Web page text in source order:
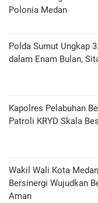
Polonia Medan
Polda Sumut Ungkap
dalam Enam Bulan,
Kapolres Pelabuhan
Patroli KRYD Skala
Wakil Wali Kota
Bersinergi Wujudkan
Aman